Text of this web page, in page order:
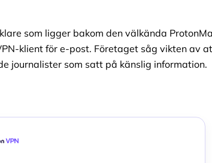
som ligger bakom den välkända
klient för e-post. Företaget såg vikten av
journalister som satt på känslig information.